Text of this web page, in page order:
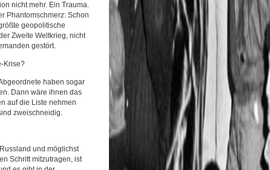
nicht mehr. Ein Trauma.
Phantomschmerz: Schon
geopolitische
Zweite Weltkrieg, nicht
gestört.
Krise?
haben sogar
Dann wäre ihnen das
auf die Liste nehmen
zweischneidig.
und möglichst
Schritt mitzutragen, ist